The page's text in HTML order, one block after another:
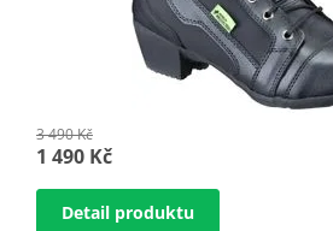
3 490 Kč
1 490 Kč
Detail produktu